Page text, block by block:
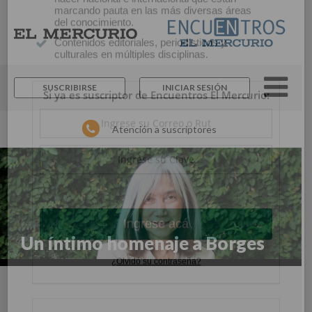
SUSCRIBIRSE INICIAR SESIÓN
Atención a suscriptores
Un íntimo homenaje a Borges
Suscríbase y continúe
informándose sin límites.
×
los distintos actores de la noticia y del que
hacer nacional e internacional que están
del conocimiento.
Contenidos editoriales, periodísticos y
culturales en múltiples disciplinas.
Si ya es suscriptor de Encuentros El Mercurio: